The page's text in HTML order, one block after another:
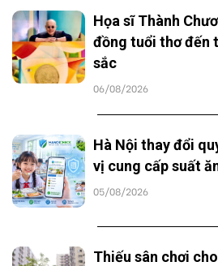
Họa sĩ Thành
đồng tuổi thơ đến
sắc
06/08/2026
Hà Nội thay đổi
vị cung cấp suất
05/08/2026
Thiếu sân chơi